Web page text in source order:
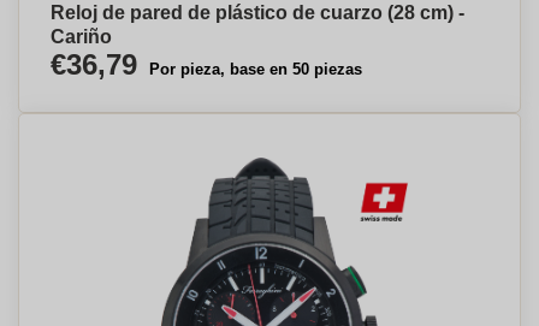
Reloj de pared de plástico de cuarzo (28 cm) -
Cariño
€36,79 Por pieza, base en 50 piezas